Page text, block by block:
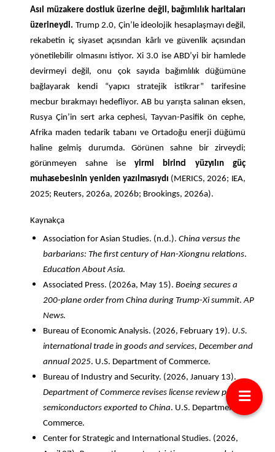
Asıl müzakere dostluk üzerine değil, bağımlılık haritaları
üzerineydi. Trump 2.0, Çin’le ideolojik hesaplaşmayı değil,
rekabetin iç siyaset açısından kârlı ve güvenlik açısından
yönetilebilir olmasını istiyor. Xi 3.0 ise ABD’yi bir hamlede
devirmeyi değil, onu çok sayıda bağımlılık düğümüne
bağlayarak kendi “yapıcı stratejik istikrar” tarifesine
mecbur bırakmayı hedefliyor. AB bu yarışta salınan eksen,
Rusya Çin’in sert arka cephesi, Tayvan-Pasifik ön cephe,
Afrika maden tedarik tabanı ve Ortadoğu enerji düğümü
haline gelmiş durumda. Görünen sahne bir zirveydi;
görünmeyen
sahne ise yirmi birinci yüzyılın
güç
muhasebesinin yeniden yazılmasıydı (MERICS, 2026; IEA,
2025; Reuters, 2026a, 2026b; Brookings, 2026a).
Kaynakça
Association for Asian Studies. (n.d.). China versus the
barbarians: The first century of Han-Xiongnu relations.
Education AboutAsia.
Associated Press. (2026a, May 15). Boeing secures a
200-plane order from China during Trump-Xi summit.AP
News.
Bureau of Economic Analysis. (2026, February 19). U.S.
international trade in goods and services, December and
annual 2025. U.S. Department of Commerce.
Bureau of Industry and Security. (2026, January 13).
Department of Commerce revises license review policy for
semiconductors exported to China. U.S. Department of
Commerce.
Center for Strategic and International Studies. (2026,